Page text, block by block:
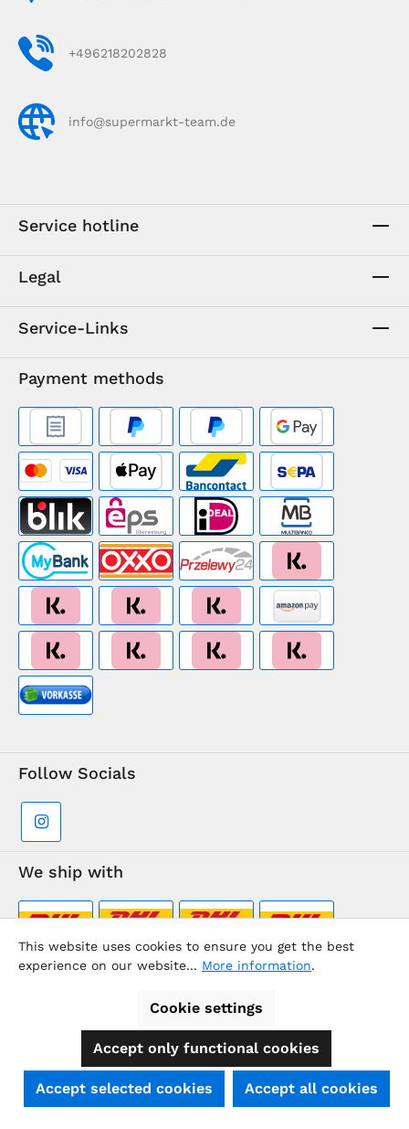
+496218202828
info@supermarkt-team.de
Service hotline
Legal
Service-Links
Payment methods
Follow Socials
We ship with
Supermarkt-Team / BVD Europe Travel Center
All prices incl. VAT plus shipping costsand possible delivery
© 2026 - All rights reserved.BVD Europe
This website uses cookies to ensure you get the best
experience on our website... More information.
Cookie settings
Accept only functional cookies
Accept selected cookies Accept all cookies
SEHR GUT (4.74 / 5)
aus 39 Bewertungen bei: shopauskunft.de, ausgezeichnet.org, shopvote.de ⓘ
Informationen zur Echtheit der Bewertungen